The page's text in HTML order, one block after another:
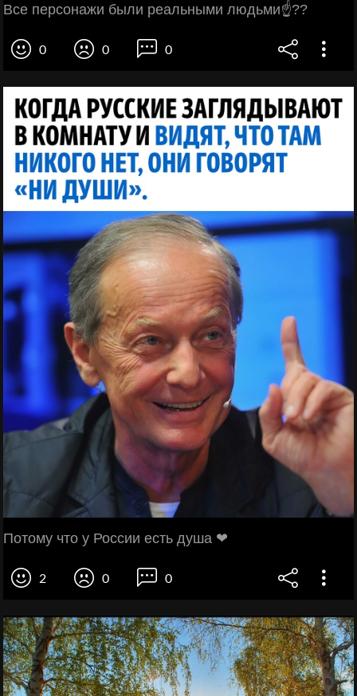
Все персонажи были реальными людьми☝??
0 0 0
Потому что у России есть душа ❤
2 0 0